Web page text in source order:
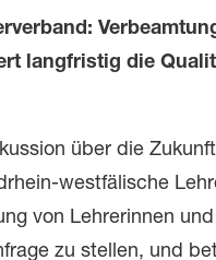
langfristig die
über die
westfälische
von Lehrerinnen
zu stellen, und